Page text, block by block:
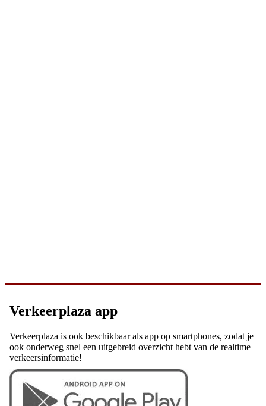
Verkeerplaza app
Verkeerplaza is ook beschikbaar als app op smartphones, zodat je
ook onderweg snel een uitgebreid overzicht hebt van de realtime
verkeersinformatie!